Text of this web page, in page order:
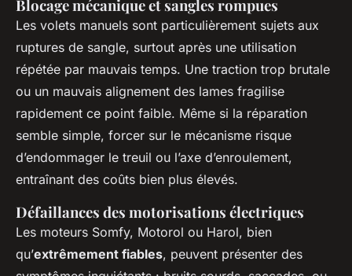
Blocage mécanique et sangles rompues
Les volets manuels sont particulièrement sujets aux
ruptures de sangle, surtout après une utilisation
répétée par mauvais temps. Une traction trop brutale
ou un mauvais alignement des lames fragilise
rapidement ce point faible. Même si la réparation
semble simple, forcer sur le mécanisme risque
d’endommager le treuil ou l’axe d’enroulement,
entraînant des coûts bien plus élevés.
Défaillances des motorisations électriques
Les moteurs Somfy, Motorol ou Harol, bien
qu’extrêmement fiables, peuvent présenter des